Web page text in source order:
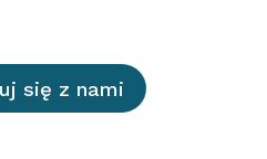
się z nami